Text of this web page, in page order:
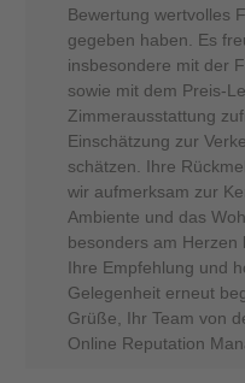
Bewertung wertvolles
gegeben haben. Es
insbesondere mit der
sowie mit dem Preis-
Zimmerausstattung
Einschätzung zur
schätzen. Ihre
wir aufmerksam zur
Ambiente und das
besonders am Herzen
Ihre Empfehlung und
Gelegenheit erneut
Grüße, Ihr Team von
Online Reputation